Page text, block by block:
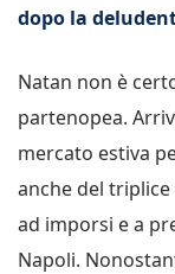
dopo la
Natan non è
partenopea.
mercato estiva
anche del
ad imporsi e a
Napoli.